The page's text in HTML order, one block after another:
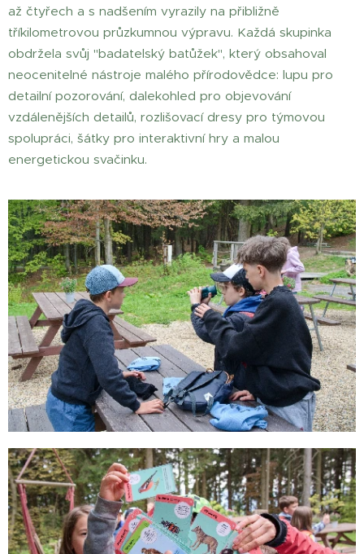
až čtyřech a s nadšením vyrazily na přibližně
tříkilometrovou průzkumnou výpravu. Každá skupinka
obdržela svůj "badatelský batůžek", který obsahoval
neocenitelné nástroje malého přírodovědce: lupu pro
detailní pozorování, dalekohled pro objevování
vzdálenějších detailů, rozlišovací dresy pro týmovou
spolupráci, šátky pro interaktivní hry a malou
energetickou svačinku.